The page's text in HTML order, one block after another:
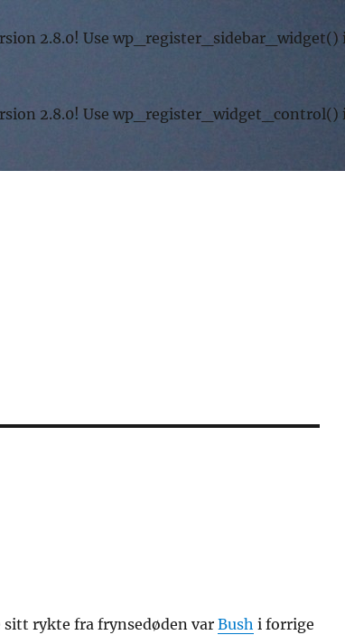
2.8.0! Use wp_register_sidebar_widget()
2.8.0! Use wp_register_widget_control()
sitt rykte fra frynsedøden varBush i forrige